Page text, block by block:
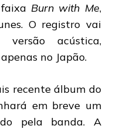
Burn with Me,
O registro vai
acústica,
no Japão.
recente álbum do
em breve um
pela banda. A